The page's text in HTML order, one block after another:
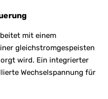
mit einem
gleichstromgespeisten
wird. Ein integrierter
Wechselspannung für